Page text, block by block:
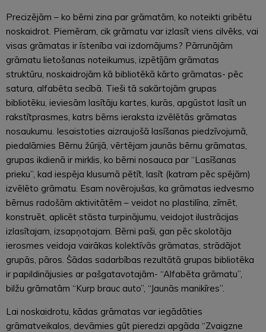
Precizējām – ko bērni zina par grāmatām, ko noteikti gribētu
noskaidrot. Piemēram, cik grāmatu var izlasīt viens cilvēks, vai
visas grāmatas ir īstenība vai izdomājums? Pārrunājām
grāmatu lietošanas noteikumus, izpētījām grāmatas
struktūru, noskaidrojām kā bibliotēkā kārto grāmatas- pēc
satura, alfabēta secībā. Tieši tā sakārtojām grupas
bibliotēku, ieviesām lasītāju kartes, kurās, apgūstot lasīt un
rakstītprasmes, katrs bērns ieraksta izvēlētās grāmatas
nosaukumu. Iesaistoties aizraujošā lasīšanas piedzīvojumā,
piedalāmies Bērnu žūrijā, vērtējam jaunās bērnu grāmatas,
grupas ikdienā ir mirklis, ko bērni nosauca par “Lasīšanas
prieku”, kad iespēja klusumā pētīt, lasīt (katram pēc spējām)
izvēlēto grāmatu. Esam novērojušas, ka grāmatas iedvesmo
bērnus radošām aktivitātēm – veidot no plastilīna, zīmēt,
konstruēt, aplicēt stāsta turpinājumu, veidojot ilustrācijas
izlasītajam, izsapņotajam. Bērni paši, gan pēc skolotāja
ierosmes veidoja vairākas kolektīvās grāmatas, strādājot
grupās, pāros. Šādas sadarbības rezultātā grupas bibliotēka
ir papildinājusies ar pašgatavotajām- “Alfabēta grāmatu”,
bilžu grāmatām “Kurp brauc auto”, “Jaunās manikīres”.
Lai noskaidrotu, kādas grāmatas var iegādāties
grāmatveikalos, devāmies gūt pieredzi apgāda “Zvaigzne